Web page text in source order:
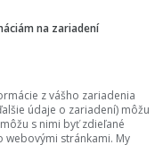
na zariadení
z vášho zariadenia
údaje o zariadení) môžu
s nimi byť zdieľané
webovými stránkami. My